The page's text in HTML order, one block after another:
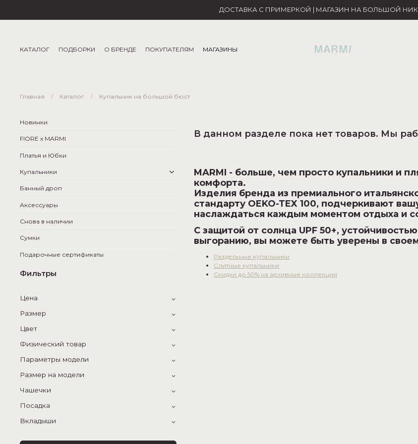
ДОСТАВКА С ПРИМЕРКОЙ | МАГАЗИН НА БОЛЬШОЙ
КАТАЛОГ ПОДБОРКИ О БРЕНДЕ ПОКУПАТЕЛЯМ МАГАЗИНЫ
Главная Каталог Купальник на большой бюст
В данном разделе пока нет товаров. Мы
MARMI - больше, чем просто купальники и
комфорта.
Изделия бренда из премиального
стандарту OEKO-TEX 100, подчеркивают
наслаждаться каждым моментом отдыха и
С защитой от солнца UPF 50+,
выгоранию, вы можете быть уверены в
Раздельные купальники
Слитные купальники
Скидки до 50% на архивные коллекции
Новинки
FIORE x MARMI
Платья и Юбки
Купальники
Банный дроп
Аксессуары
Снова в наличии
Сумки
Подарочные сертификаты
Фильтры
Цена
Размер
Цвет
Физический товар
Параметры модели
Размер на модели
Чашечки
Посадка
Вкладыши